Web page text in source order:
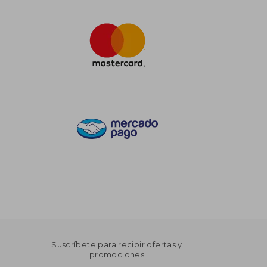
Suscríbete para recibir ofertas y
promociones